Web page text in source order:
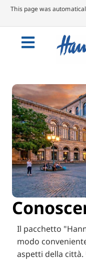
This page was
Il pacchetto
modo
aspetti della